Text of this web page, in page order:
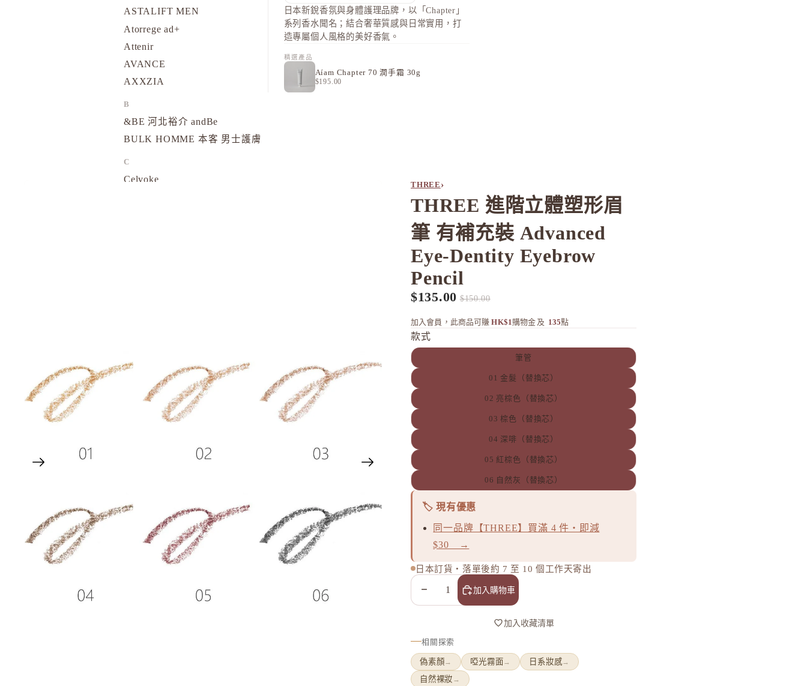
ASTALIFT MEN
Atorrege ad+
Attenir
AVANCE
AXXZIA
B
&BE 河北裕介 andBe
BULK HOMME 本客 男士護膚
C
Celvoke
ETVOS 礦物彩妝
FANCL
KOSE Grace One
La CASTA 護髮
日本新銳香氛與身體護理品牌，以「Chapter」
系列香水聞名；結合奢華質感與日常實用，打
造專屬個人風格的美好香氣。
精選產品
Aíam Chapter 70 潤手霜 30g
$195.00
THREE ›
THREE 進階立體塑形眉
筆 有補充裝 Advanced
Eye-Dentity Eyebrow
Pencil
促銷價
$135.00 定價
$150.00
加入會員，此商品可賺 HK$1購物金 及 135點
款式
筆管
01 金髮（替換芯）
02 亮棕色（替換芯）
03 棕色（替換芯）
04 深啡（替換芯）
05 紅棕色（替換芯）
06 自然灰（替換芯）
🏷️ 現有優惠
同一品牌【THREE】買滿 4 件・即減
$30 →
日本訂貨・落單後約 7 至 10 個工作天寄出
減少數量 增加數量
加入購物車
加入收藏清單
相關探索
偽素顏→ 啞光霧面→ 日系妝感→
自然裸妝 →